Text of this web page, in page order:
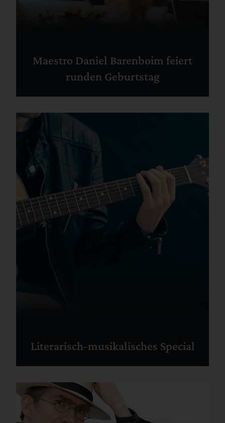
Maestro Daniel Barenboim feiert
runden Geburtstag
Literarisch-musikalisches Special